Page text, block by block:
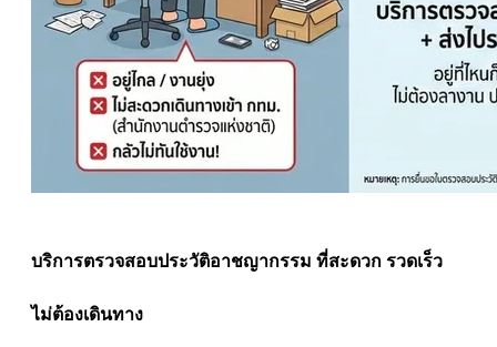
บริการตรวจสอบประวัติอาชญากรรม ที่สะดวก รวดเร็ว
ไม่ต้องเดินทาง